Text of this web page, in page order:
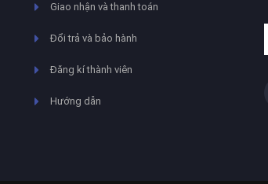
Giao nhận và thanh toán
Đổi trả và bảo hành
Đăng kí thành viên
Hướng dẫn